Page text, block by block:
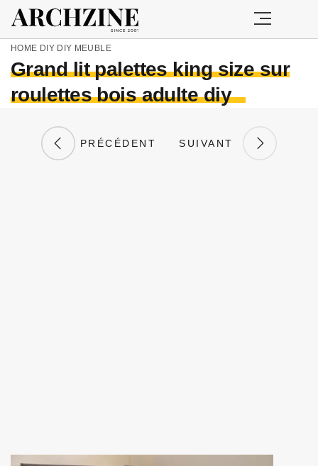
HOME DIY DIY MEUBLE
Grand lit palettes king size sur
roulettes bois adulte diy
PRÉCÉDENT SUIVANT